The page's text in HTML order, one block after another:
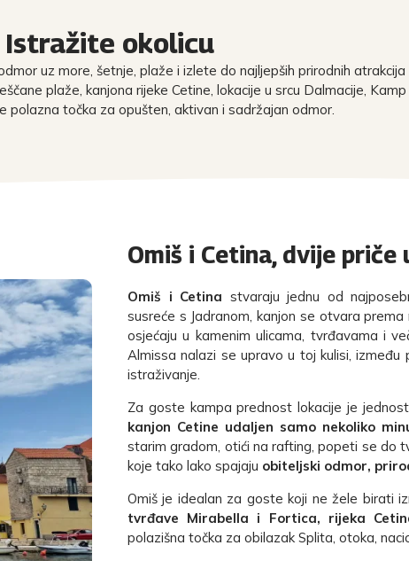
Istražite okolicu
uz more, šetnje, plaže i izlete do najljepših prirodnih atrakcija
plaže, kanjona rijeke Cetine, lokacije u srcu Dalmacije, Kamp
polazna točka za opušten, aktivan i sadržajan odmor.
Omiš i Cetina, dvije
Omiš i Cetina stvaraju jednu od
susreće s Jadranom, kanjon se otvara
osjećaju u kamenim ulicama, tvrđavama i
Almissa nalazi se upravo u toj kulisi,
istraživanje.
Za goste kampa prednost lokacije je
kanjon Cetine udaljen samo nekoliko
starim gradom, otići na rafting, popeti se do
koje tako lako spajaju obiteljski odmor,
Omiš je idealan za goste koji ne žele birati
tvrđave Mirabella i Fortica, rijeka
polazišna točka za obilazak Splita, otoka,